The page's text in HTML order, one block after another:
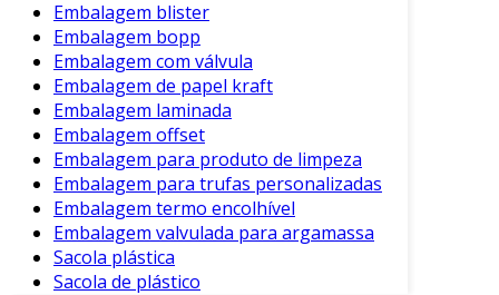
Embalagem blister
Embalagem bopp
Embalagem com válvula
Embalagem de papel kraft
Embalagem laminada
Embalagem offset
Embalagem para produto de limpeza
Embalagem para trufas personalizadas
Embalagem termo encolhível
Embalagem valvulada para argamassa
Sacola plástica
Sacola de plástico